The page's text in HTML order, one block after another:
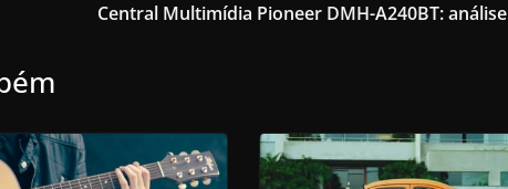
Central Multimídia Pioneer DMH-A240BT: análise